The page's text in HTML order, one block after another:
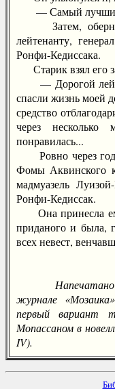
— Самый
Затем,
лейтенанту,
Ронфи-Кедиссака.
Старик взял его
— Дорогой
спасли жизнь моей
средство
через
понравилась...
Ровно через
Фомы Аквинского
мадмуазель
Ронфи-Кедиссак.
Она принесла
приданого и была,
всех невест,
журнале
первый вариант
Мопассаном в
IV).